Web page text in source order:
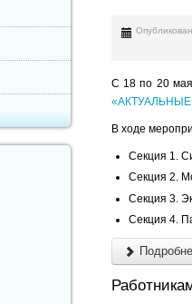
С 18 по 20 мая
В ходе
Секция 1.
Секция 2.
Секция 3.
Секция 4.